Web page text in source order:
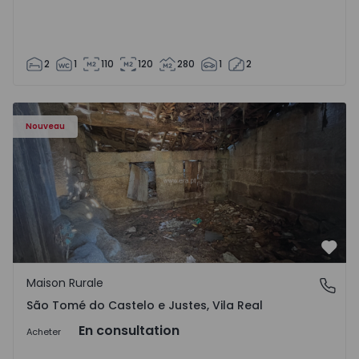
2 1 110 120 280 1 2
Nouveau
Maison Vila Real, São Tomé do Castelo e Justes -
São Tomé do Castelo e Justes, Vila Real
Maison Rurale
São Tomé do Castelo e Justes, Vila Real
Acheter En consultation